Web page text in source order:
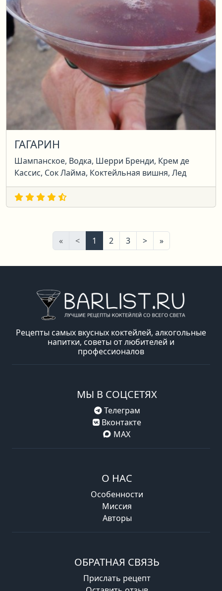
ГАГАРИН
Шампанское, Водка, Шерри Бренди, Крем де
Кассис, Сок Лайма, Коктейльная вишня, Лед
«Первая
<Предыдущая
1 2 3 >Следующая
»Последняя
Рецепты самых вкусных коктейлей, алкогольные
напитки, советы от любителей и
профессионалов
МЫ В СОЦСЕТЯХ
Телеграм
Вконтакте
MAX
О НАС
Особенности
Миссия
Авторы
ОБРАТНАЯ СВЯЗЬ
Прислать рецепт